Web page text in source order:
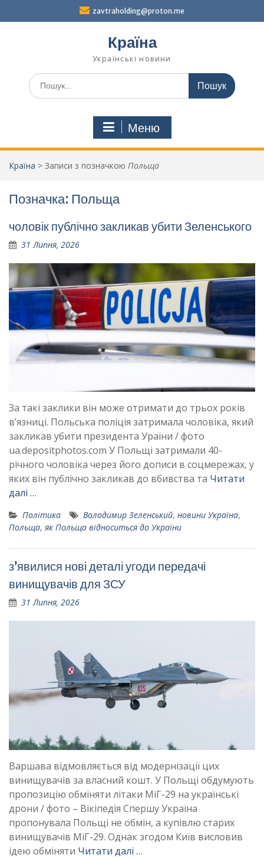
zavtraholding@proton.me
Країна
Українські новини
Шукати:
Меню
Країна > Записи з позначкою Польща
Позначка: Польща
чоловік публічно закликав убити Зеленського
31 Липня, 2026
За такі заклики він може отримати до трьох років
вʼязниці. Польська поліція затримала чоловіка, який
закликав убити президента Ураїни / фото
ua.depositphotos.com У Польщі затримали 40-
річного чоловіка через його дописи в соцмережах, у
яких він публічно закликав до вбивства та Читати
далі …
Політика Володимир Зеленський, новини Україна,
Польща,як Польща відноситься до України
з’явилися нові деталі угоди передачі
винищувачів для ЗСУ
31 Липня, 2026
Варшава відмовляється від модернізації цих
винищувачів за власний кошт. У Польщі обдумують
пропозицію обміняти літаки МіГ-29 на українські
дрони / фото – Вікіпедія Спершу Україна
пропонувала Польщі не обмін, а купівлю старих
винищувачів МіГ-29. Однак згодом Київ висловив
ідею обміняти Читати далі …